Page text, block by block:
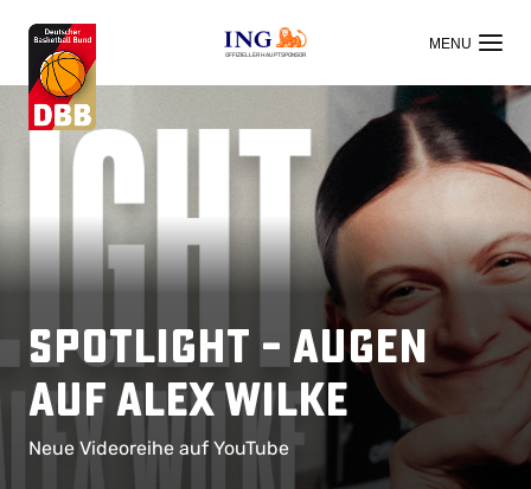
OFFIZIELLER HAUPTSPONSOR
SPOTLIGHT – Augen
auf Alex Wilke
Neue Videoreihe auf YouTube